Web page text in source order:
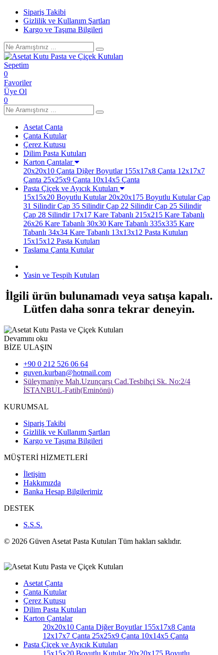
Sipariş Takibi
Gizlilik ve Kullanım Şartları
Kargo ve Taşıma Bilgileri
Sepetim
0
Favoriler
Üye Ol
0
Asetat Çanta
Çanta Kutular
Çerez Kutusu
Dilim Pasta Kutuları
Karton Çantalar
20x20x10 Çanta Diğer Boyutlar155x17x8 Çanta 12x17x7
Çanta 25x25x9 Çanta 10x14x5 Çanta
Pasta Çiçek ve Ayıcık Kutuları
15x15x20 Boyutlu Kutular20x20x175 Boyutlu KutularÇap
31 SilindirÇap 35 SilindirÇap 22 SilindirÇap 25 Silindir
Çap 28 Silindir17x17 Kare Tabanlı 215x215 Kare Tabanlı
26x26 Kare Tabanlı 30x30 Kare Tabanlı 335x335 Kare
Tabanlı 34x34 Kare Tabanlı 13x13x12 Pasta Kutuları
15x15x12 Pasta Kutuları
Taslama Çanta Kutular
Yasin ve Tespih Kutuları
İlgili ürün bulunamadı veya satışa kapalı.
Lütfen daha sonra tekrar deneyin.
Devamını oku
BİZE ULAŞIN
+90 0 212 526 06 64
guven.kurban@hotmail.com
Süleymaniye Mah.Uzunçarşı Cad.Tesbihçi Sk. No:2/4
İSTANBUL-Fatih(Eminönü)
KURUMSAL
Sipariş Takibi
Gizlilik ve Kullanım Şartları
Kargo ve Taşıma Bilgileri
MÜŞTERİ HİZMETLERİ
İletişim
Hakkımızda
Banka Hesap Bilgilerimiz
DESTEK
S.S.S.
© 2026 Güven Asetat Pasta Kutuları Tüm hakları saklıdır.
Asetat Çanta
Çanta Kutular
Çerez Kutusu
Dilim Pasta Kutuları
Karton Çantalar
20x20x10 Çanta Diğer Boyutlar155x17x8 Çanta
12x17x7 Çanta 25x25x9 Çanta 10x14x5 Çanta
Pasta Çiçek ve Ayıcık Kutuları
15x15x20 Boyutlu Kutular20x20x175 Boyutlu